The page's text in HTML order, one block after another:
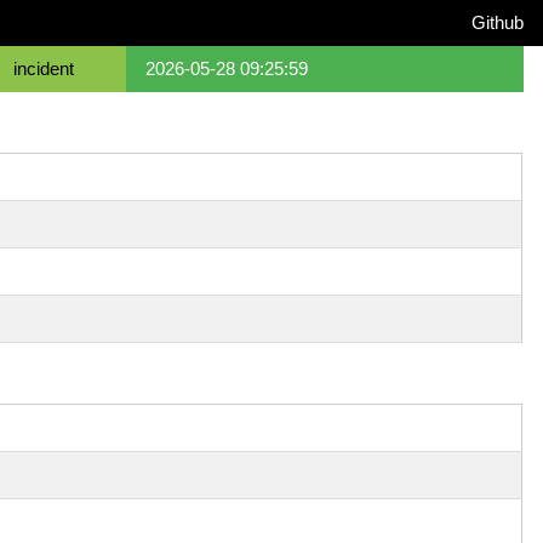
Github
incident 2026-05-28 09:25:59